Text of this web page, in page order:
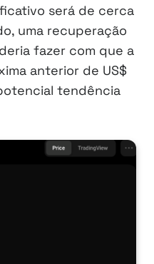
será de cerca
uma recuperação
fazer com que a
anterior de US$
tendência